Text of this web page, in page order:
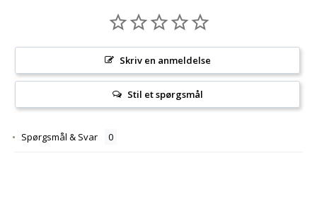
Skriv en anmeldelse
Stil et spørgsmål
Spørgsmål & Svar